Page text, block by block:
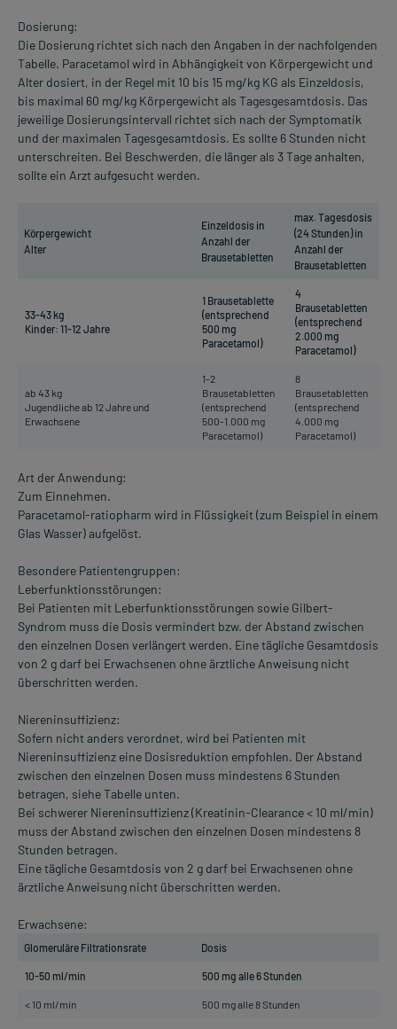
Dosierung:
Die Dosierung richtet sich nach den Angaben in der nachfolgenden
Tabelle. Paracetamol wird in Abhängigkeit von Körpergewicht und
Alter dosiert, in der Regel mit 10 bis 15 mg/kg KG als Einzeldosis,
bis maximal 60 mg/kg Körpergewicht als Tagesgesamtdosis. Das
jeweilige Dosierungsintervall richtet sich nach der Symptomatik
und der maximalen Tagesgesamtdosis. Es sollte 6 Stunden nicht
unterschreiten. Bei Beschwerden, die länger als 3 Tage anhalten,
sollte ein Arzt aufgesucht werden.
Körpergewicht
Alter
Einzeldosis in
Anzahl der
Brausetabletten
max. Tagesdosis
(24 Stunden) in
Anzahl der
Brausetabletten
33-43 kg
Kinder: 11-12 Jahre
1 Brausetablette
(entsprechend
500 mg
Paracetamol)
4
Brausetabletten
(entsprechend
2.000 mg
Paracetamol)
ab 43 kg
Jugendliche ab 12 Jahre und
Erwachsene
1-2
Brausetabletten
(entsprechend
500-1.000 mg
Paracetamol)
8
Brausetabletten
(entsprechend
4.000 mg
Paracetamol)
Art der Anwendung:
Zum Einnehmen.
Paracetamol-ratiopharm wird in Flüssigkeit (zum Beispiel in einem
Glas Wasser) aufgelöst.
Besondere Patientengruppen:
Leberfunktionsstörungen:
Bei Patienten mit Leberfunktionsstörungen sowie Gilbert-
Syndrom muss die Dosis vermindert bzw. der Abstand zwischen
den einzelnen Dosen verlängert werden. Eine tägliche Gesamtdosis
von 2 g darf bei Erwachsenen ohne ärztliche Anweisung nicht
überschritten werden.
Niereninsuffizienz:
Sofern nicht anders verordnet, wird bei Patienten mit
Niereninsuffizienz eine Dosisreduktion empfohlen. Der Abstand
zwischen den einzelnen Dosen muss mindestens 6 Stunden
betragen, siehe Tabelle unten.
Bei schwerer Niereninsuffizienz (Kreatinin-Clearance < 10 ml/min)
muss der Abstand zwischen den einzelnen Dosen mindestens 8
Stunden betragen.
Eine tägliche Gesamtdosis von 2 g darf bei Erwachsenen ohne
ärztliche Anweisung nicht überschritten werden.
Erwachsene:
Glomeruläre Filtrationsrate Dosis
10-50 ml/min 500 mg alle 6 Stunden
< 10 ml/min 500 mg alle 8 Stunden